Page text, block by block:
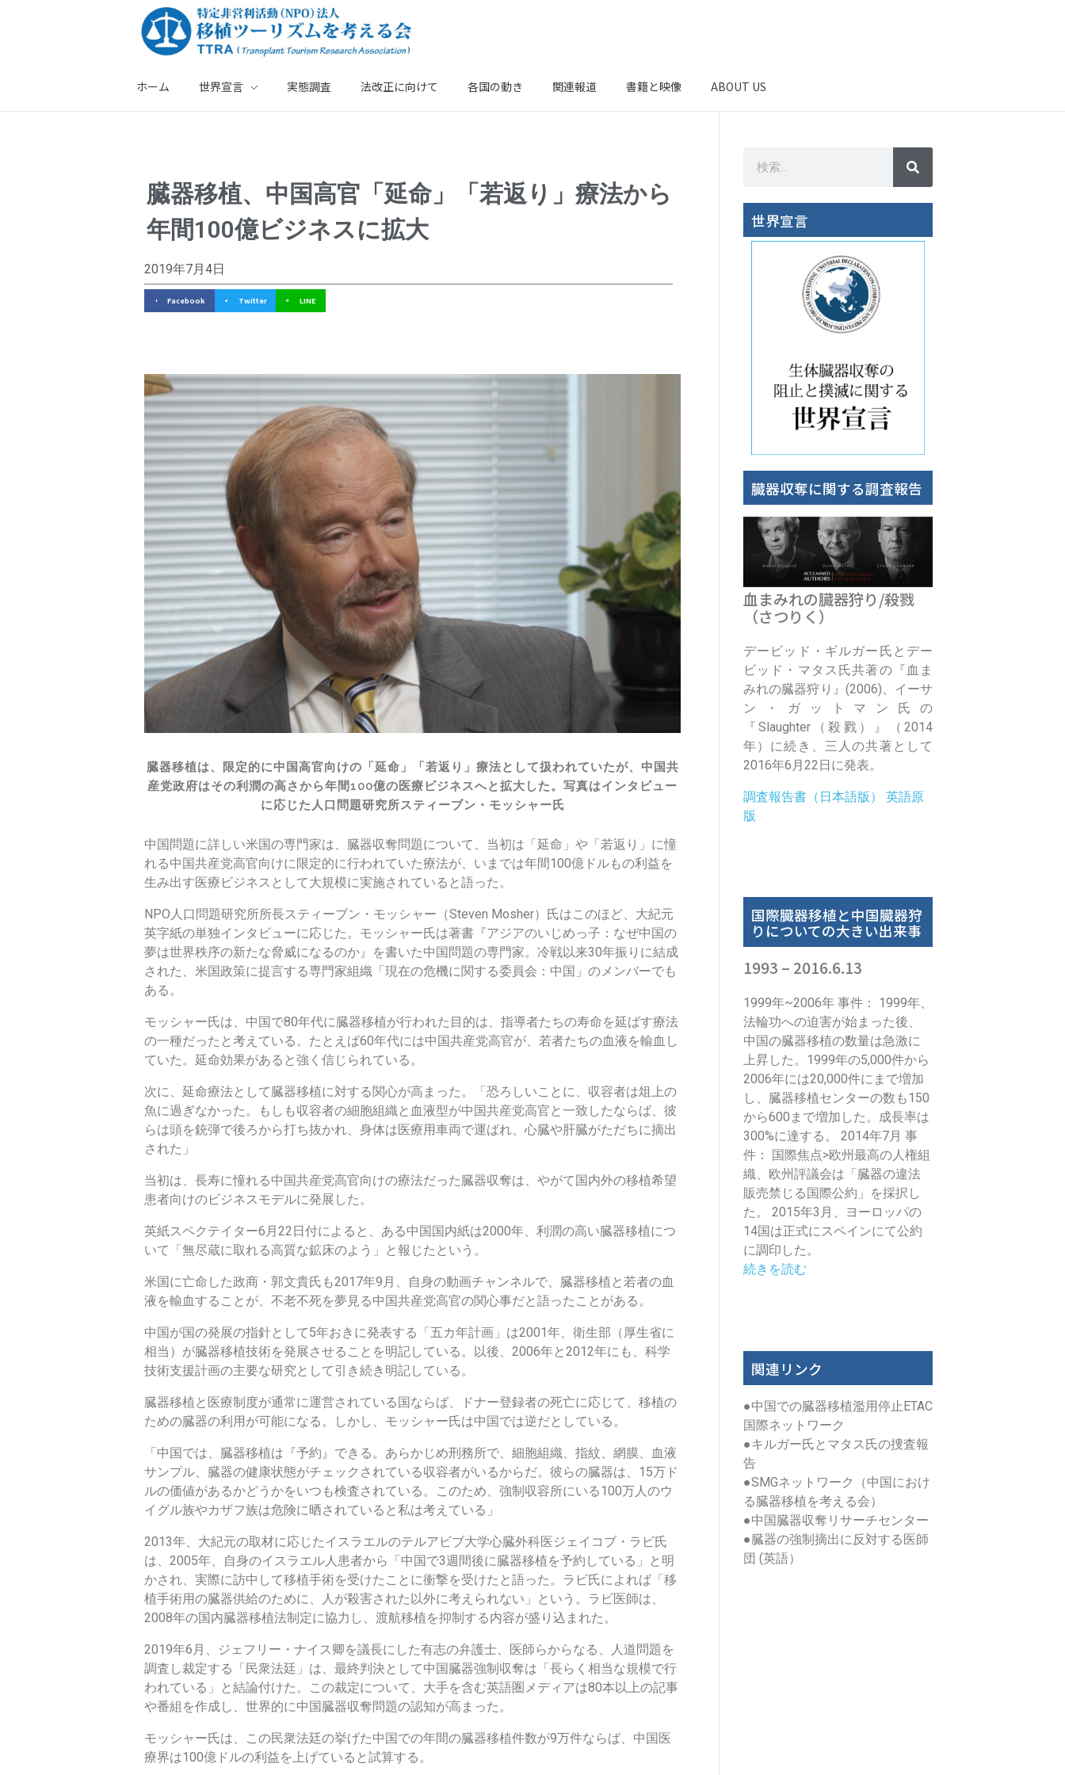
ホーム 世界宣言 実態調査 法改正に向けて 各国の動き 関連報道 書籍と映像 ABOUT US
臓
器
移
植
、
国
高
官
「
延
命
」
「
若
返
り
」
療
か
ら
年
間
1
0
0
億
ビ
ジ
ネ
ス
に
拡
大
臓器移植、中国高官「延命」「若返り」療法から
年間100億ビジネスに拡大
2019年7月4日
Facebook Twitter LINE
臓器移植は、限定的に中国高官向けの「延命」「若返り」療法として扱われていたが、中国共
産党政府はその利潤の高さから年間100億の医療ビジネスへと拡大した。写真はインタビュー
に応じた人口問題研究所スティーブン・モッシャー氏
中国問題に詳しい米国の専門家は、臓器収奪問題について、当初は「延命」や「若返り」に憧
れる中国共産党高官向けに限定的に行われていた療法が、いまでは年間100億ドルもの利益を
生み出す医療ビジネスとして大規模に実施されていると語った。
NPO人口問題研究所所長スティーブン・モッシャー（Steven Mosher）氏はこのほど、大紀元
英字紙の単独インタビューに応じた。モッシャー氏は著書『アジアのいじめっ子：なぜ中国の
夢は世界秩序の新たな脅威になるのか』を書いた中国問題の専門家。冷戦以来30年振りに結成
された、米国政策に提言する専門家組織「現在の危機に関する委員会：中国」のメンバーでも
ある。
モッシャー氏は、中国で80年代に臓器移植が行われた目的は、指導者たちの寿命を延ばす療法
の一種だったと考えている。たとえば60年代には中国共産党高官が、若者たちの血液を輸血し
ていた。延命効果があると強く信じられている。
次に、延命療法として臓器移植に対する関心が高まった。「恐ろしいことに、収容者は俎上の
魚に過ぎなかった。もしも収容者の細胞組織と血液型が中国共産党高官と一致したならば、彼
らは頭を銃弾で後ろから打ち抜かれ、身体は医療用車両で運ばれ、心臓や肝臓がただちに摘出
された」
当初は、長寿に憧れる中国共産党高官向けの療法だった臓器収奪は、やがて国内外の移植希望
患者向けのビジネスモデルに発展した。
英紙スペクテイター6月22日付によると、ある中国国内紙は2000年、利潤の高い臓器移植につ
いて「無尽蔵に取れる高質な鉱床のよう」と報じたという。
米国に亡命した政商・郭文貴氏も2017年9月、自身の動画チャンネルで、臓器移植と若者の血
液を輸血することが、不老不死を夢見る中国共産党高官の関心事だと語ったことがある。
中国が国の発展の指針として5年おきに発表する「五カ年計画」は2001年、衛生部（厚生省に
相当）が臓器移植技術を発展させることを明記している。以後、2006年と2012年にも、科学
技術支援計画の主要な研究として引き続き明記している。
臓器移植と医療制度が通常に運営されている国ならば、ドナー登録者の死亡に応じて、移植の
ための臓器の利用が可能になる。しかし、モッシャー氏は中国では逆だとしている。
「中国では、臓器移植は『予約』できる。あらかじめ刑務所で、細胞組織、指紋、網膜、血液
サンプル、臓器の健康状態がチェックされている収容者がいるからだ。彼らの臓器は、15万ド
ルの価値があるかどうかをいつも検査されている。このため、強制収容所にいる100万人のウ
イグル族やカザフ族は危険に晒されていると私は考えている」
2013年、大紀元の取材に応じたイスラエルのテルアビブ大学心臓外科医ジェイコブ・ラビ氏
は、2005年、自身のイスラエル人患者から「中国で3週間後に臓器移植を予約している」と明
かされ、実際に訪中して移植手術を受けたことに衝撃を受けたと語った。ラビ氏によれば「移
植手術用の臓器供給のために、人が殺害された以外に考えられない」という。ラビ医師は、
2008年の国内臓器移植法制定に協力し、渡航移植を抑制する内容が盛り込まれた。
2019年6月、ジェフリー・ナイス卿を議長にした有志の弁護士、医師らからなる、人道問題を
調査し裁定する「民衆法廷」は、最終判決として中国臓器強制収奪は「長らく相当な規模で行
われている」と結論付けた。この裁定について、大手を含む英語圏メディアは80本以上の記事
や番組を作成し、世界的に中国臓器収奪問題の認知が高まった。
モッシャー氏は、この民衆法廷の挙げた中国での年間の臓器移植件数が9万件ならば、中国医
療界は100億ドルの利益を上げていると試算する。
世界宣言
臓器収奪に関する調査報告
血まみれの臓器狩り/殺戮
（さつりく）
デービッド・ギルガー氏とデー
ビッド・マタス氏共著の『血ま
みれの臓器狩り』(2006)、イーサ
ン・ガットマン氏の
『Slaughter（殺戮）』（2014
年）に続き、三人の共著として
2016年6月22日に発表。
調査報告書（日本語版）
英語原
版
国際臓器移植と中国臓器狩
りについての大きい出来事
1993 – 2016.6.13
1999年~2006年 事件： 1999年、
法輪功への迫害が始まった後、
中国の臓器移植の数量は急激に
上昇した。1999年の5,000件から
2006年には20,000件にまで増加
し、臓器移植センターの数も150
から600まで増加した。成長率は
300%に達する。 2014年7月 事
件： 国際焦点>欧州最高の人権組
織、欧州評議会は「臓器の違法
販売禁じる国際公約」を採択し
た。 2015年3月、ヨーロッパの
14国は正式にスペインにて公約
に調印した。
続きを読む
関連リンク
●中国での臓器移植濫用停止ETAC
国際ネットワーク
●キルガー氏とマタス氏の捜査報
告
●SMGネットワーク（中国におけ
る臓器移植を考える会）
●中国臓器収奪リサーチセンター
●臓器の強制摘出に反対する医師
団 (英語）